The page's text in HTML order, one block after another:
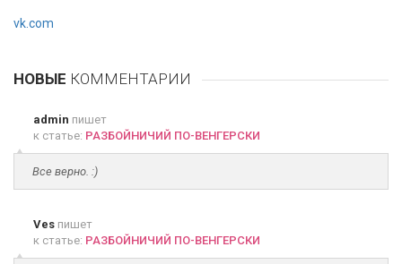
vk.com
НОВЫЕ КОММЕНТАРИИ
admin пишет
к статье: РАЗБОЙНИЧИЙ ПО-ВЕНГЕРСКИ
Все верно. :)
Ves пишет
к статье: РАЗБОЙНИЧИЙ ПО-ВЕНГЕРСКИ